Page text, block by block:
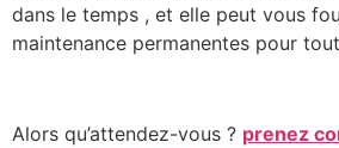
dans le temps , et elle peut vous
maintenance permanentes pour
Alors qu’attendez-vous ? prenez